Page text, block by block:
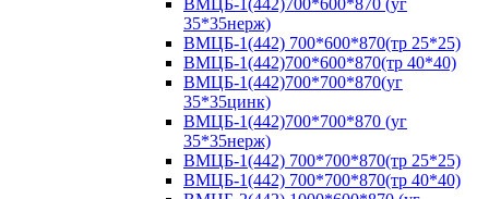
ВМЦБ-1(442)700*600*870 (уг
35*35нерж)
ВМЦБ-1(442) 700*600*870(тр 25*25)
ВМЦБ-1(442)700*600*870(тр 40*40)
ВМЦБ-1(442)700*700*870(уг
35*35цинк)
ВМЦБ-1(442)700*700*870 (уг
35*35нерж)
ВМЦБ-1(442) 700*700*870(тр 25*25)
ВМЦБ-1(442) 700*700*870(тр 40*40)